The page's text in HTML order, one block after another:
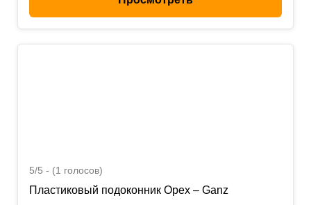
5/5 - (1 голосов)
Пластиковый подоконник Орех – Ganz